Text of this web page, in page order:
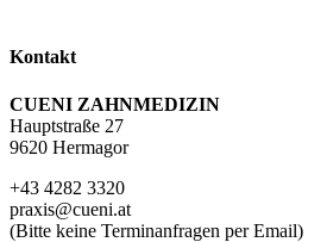
Kontakt
CUENI ZAHNMEDIZIN
Hauptstraße 27
9620 Hermagor
+43 4282 3320
praxis@cueni.at
(Bitte keine Terminanfragen per Email)